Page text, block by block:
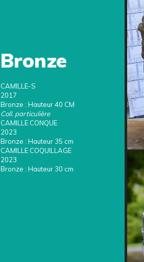
Bronze
CAMILLE-S
2017
Bronze : Hauteur 40 CM
Coll. particulière
CAMILLE CONQUE
2023
Bronze : Hauteur 35 cm
CAMILLE COQUILLAGE
2023
Bronze : Hauteur 30 cm